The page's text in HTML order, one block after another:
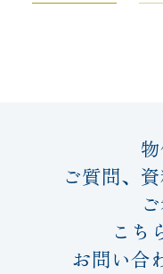
ご質問、
こち
お問い合